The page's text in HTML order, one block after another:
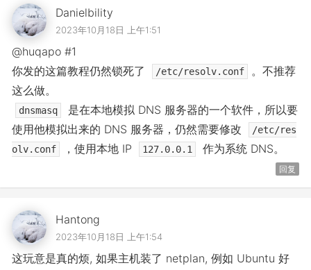
Danielbility
2023年10月18日 上午1:51
@huqapo #1
你发的这篇教程仍然锁死了
/etc/resolv.conf
。不推荐
这么做。
dnsmasq
是在本地模拟 DNS 服务器的一个软件，所以要
使用他模拟出来的 DNS 服务器，仍然需要修改
/etc/res
olv.conf
，使用本地 IP 127.0.0.1 作为系统 DNS。
回复
Hantong
2023年10月18日 上午1:54
这玩意是真的烦, 如果主机装了 netplan, 例如 Ubuntu 好